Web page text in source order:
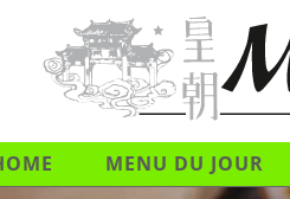
MENU DU JOUR